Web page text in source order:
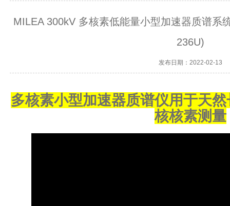
MILEA 300kV 多核素低能量小型加速器质谱系
236U)
发布日期：2022-02-13
多核素小型加速器质谱仪用于天
核核素测量